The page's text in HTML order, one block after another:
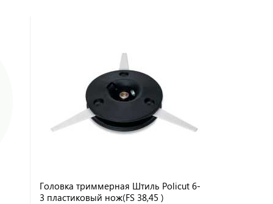
Головка триммерная Штиль Policut 6-
3 пластиковый нож(FS 38,45 )